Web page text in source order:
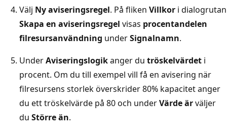
Välj Ny aviseringsregel. På fliken Villkor i dialogrutan
Skapa en aviseringsregel visas procentandelen
filresursanvändning underSignalnamn.
UnderAviseringslogikanger du tröskelvärdet i
procent. Om du till exempel vill få en avisering när
filresursens storlek överskrider 80% kapacitet anger
du ett tröskelvärde på 80 och underVärde ärväljer
du Större än.